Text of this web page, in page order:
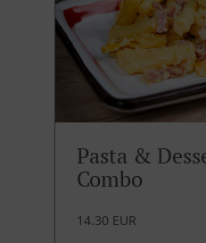
Pasta &
Combo
14.30 EUR